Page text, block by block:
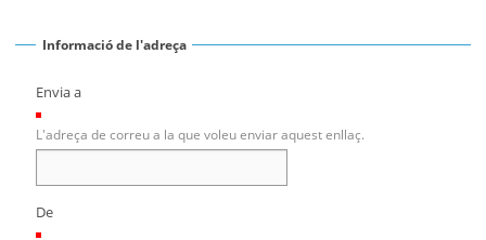
Informació de l'adreça
Envia a
L'adreça de correu a la que voleu enviar aquest enllaç.
De